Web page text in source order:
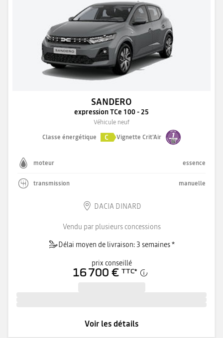
SANDERO
expression TCe 100 - 25
Véhicule neuf
Classe énergétique
C Vignette Crit'Air
moteur essence
transmission manuelle
DACIA DINARD
Vendu par plusieurs concessions
Délai moyen de livraison: 3 semaines *
prix conseillé
16 700 € TTC*
Voir les détails